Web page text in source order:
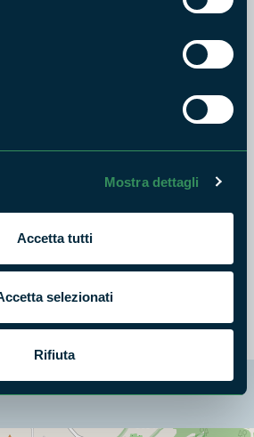
Mostra dettagli
Accetta tutti
selezionati
Rifiuta
Orticelli